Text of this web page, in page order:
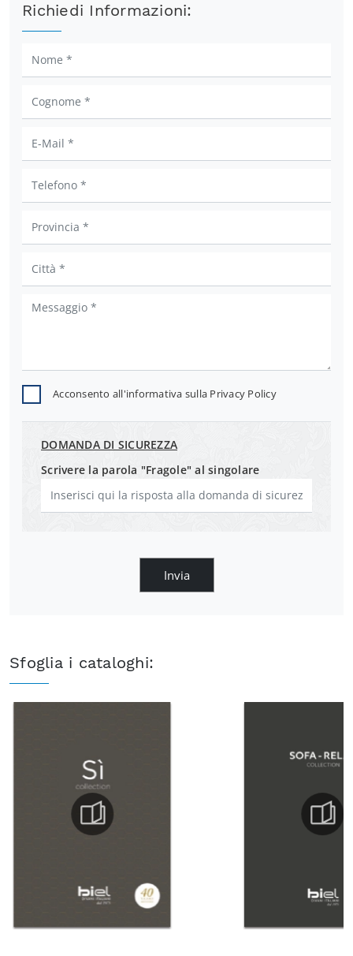
Richiedi Informazioni:
Acconsento all'informativa sulla Privacy Policy
DOMANDA DI SICUREZZA
Scrivere la parola "Fragole" al singolare
Invia
Sfoglia i cataloghi: